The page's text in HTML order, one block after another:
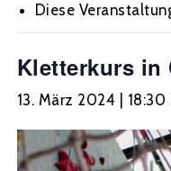
Diese
Kletterkurs in
13. März 2024 | 18:30